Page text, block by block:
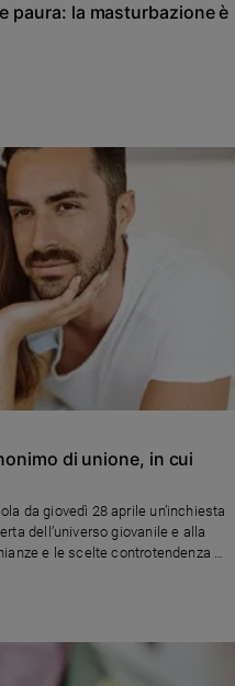
paura: la masturbazione è
di unione, in cui
da giovedì 28 aprile un’inchiesta
dell’universo giovanile e alla
e le scelte controtendenza di